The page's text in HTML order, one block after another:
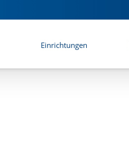
Einrichtungen